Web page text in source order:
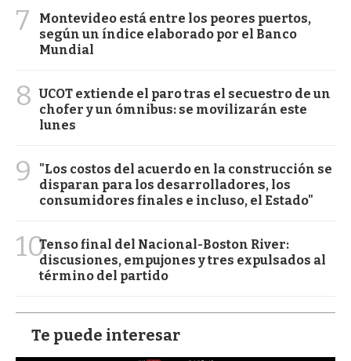
7
Montevideo está entre los peores puertos,
según un índice elaborado por el Banco
Mundial
8 UCOT extiende el paro tras el secuestro de un
chofer y un ómnibus: se movilizarán este
lunes
9
"Los costos del acuerdo en la construcción se
disparan para los desarrolladores, los
consumidores finales e incluso, el Estado"
10Tenso final del Nacional-Boston River:
discusiones, empujones y tres expulsados al
término del partido
Te puede interesar